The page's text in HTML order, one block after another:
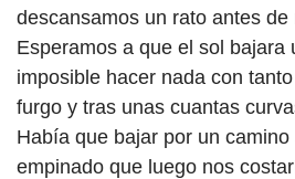
descansamos un rato antes de
Esperamos a que el sol bajara
imposible hacer nada con
furgo y tras unas cuantas
Había que bajar por un
empinado que luego nos